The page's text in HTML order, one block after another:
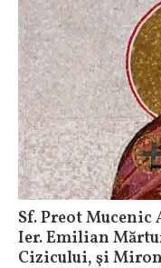
Sf. Preot Mucenic
Ier. Emilian
Cizicului, şi